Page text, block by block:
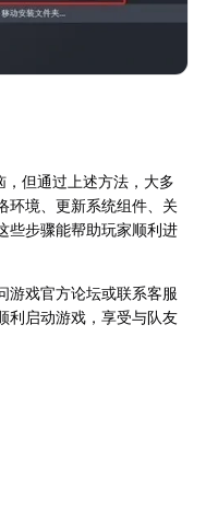
，但通过上述方法，大多
环境、更新系统组件、关
些步骤能帮助玩家顺利进
游戏官方论坛或联系客服
利启动游戏，享受与队友